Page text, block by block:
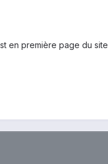
en première page du